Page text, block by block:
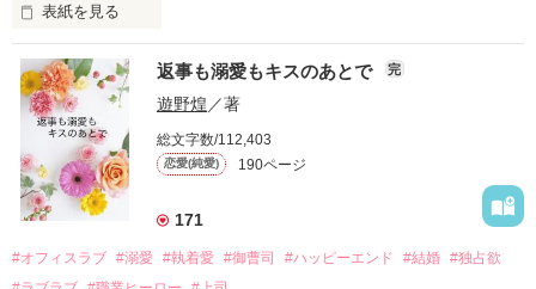
さらに、美桜が初めてだと知った哲平は
『責任をとる、結婚しよう』と真っ直ぐに告げてきた。
戸惑う美桜とは裏腹に、好きという気持ちを隠すことなく
甘やかしてくる。
そんなある日、哲平は美桜がストーカー被害に
遭っていることを知る。
美桜を守るため、哲平は同居を提案してきて――。
夏木美桜(なつきみお)
表紙を見る
おかしな噂を流されて前の職場でうまくいかなかった梅田美
桜は、海外で傷心旅行をしていたところ、日本人美青年と出会
い、酒の勢いもあり一夜限りの関係となる。
帰国後、美桜は新しい職場でワンナイトした美青年と再会。
なんと彼の正体は、とある財閥御曹司にも関わらず、一族を離
れて起業した新進気鋭の実業家、社内でも冷徹だと評判な社長
――御影恭司その人だったのだ――！
なぜか恭司から飼い猫の世話係を命じられた美桜は、猫の世
の関係となってしまい――？
返事も溺愛もキスのあとで 完
遊野煌 ／著
総文字数/112,403
恋愛(純愛) 190ページ
171
#オフィスラブ #溺愛 #執着愛 #御曹司 #ハッピーエンド #結婚 #独占欲